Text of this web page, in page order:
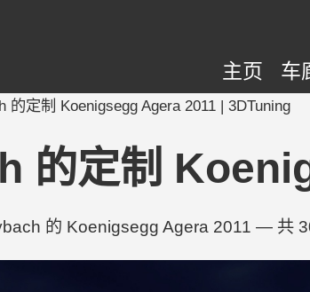
主页 车
的定制 Koenigsegg Agera 2011 | 3DTuning
的定制
的 Koenigsegg Agera 2011 — 共